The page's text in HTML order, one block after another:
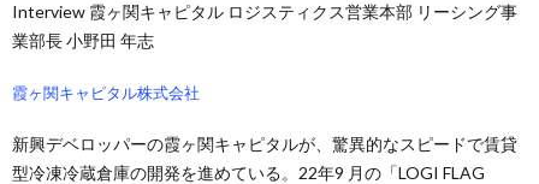
Interview 霞ヶ関キャピタル ロジスティクス営業本部 リーシング事
業部長 小野田 年志
霞ヶ関キャピタル株式会社
新興デベロッパーの霞ヶ関キャピタルが、驚異的なスピードで賃貸
型冷凍冷蔵倉庫の開発を進めている。22年9 月の「LOGI FLAG